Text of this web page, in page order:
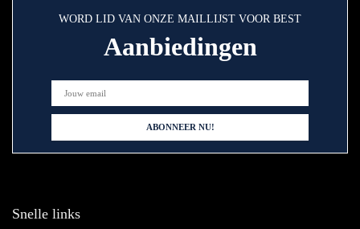
WORD LID VAN ONZE MAILLIJST VOOR BEST
Aanbiedingen
Snelle links